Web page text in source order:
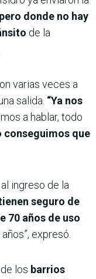
donde no hay
de la
varias veces a
salida. “Ya nos
a hablar, todo
conseguimos que
ingreso de la
seguro de
70 años de uso
expresó.
los barrios